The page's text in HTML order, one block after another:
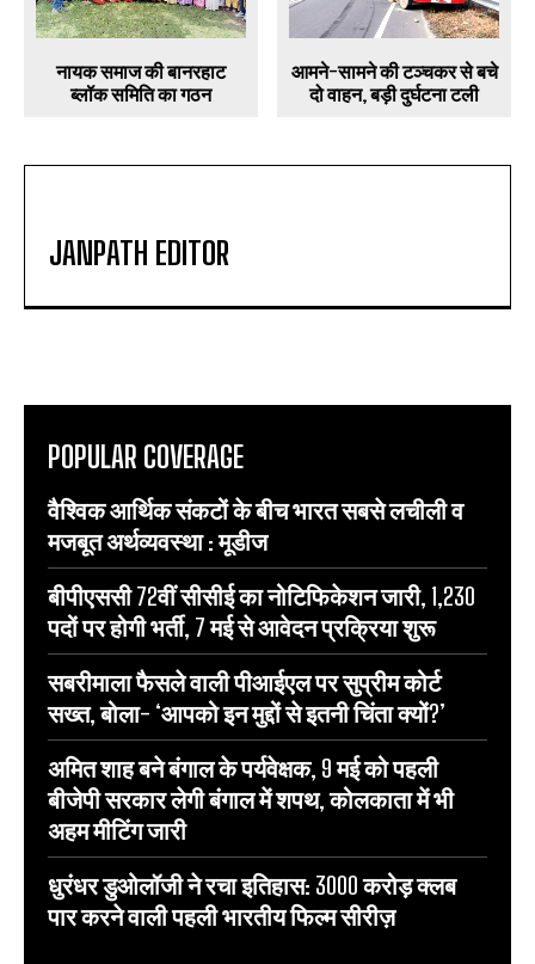
नायक समाज की बानरहाट
ब्लॉक समिति का गठन
आमने-सामने की टञ्चकर से बचे
दो वाहन, बड़ी दुर्घटना टली
JANPATH EDITOR
POPULAR COVERAGE
वैश्विक आर्थिक संकटों के बीच भारत सबसे लचीली व
मजबूत अर्थव्यवस्था : मूडीज
बीपीएससी 72वीं सीसीई का नोटिफिकेशन जारी, 1,230
पदों पर होगी भर्ती, 7 मई से आवेदन प्रक्रिया शुरू
सबरीमाला फैसले वाली पीआईएल पर सुप्रीम कोर्ट
सख्त, बोला- ‘आपको इन मुद्दों से इतनी चिंता क्यों?’
अमित शाह बने बंगाल के पर्यवेक्षक, 9 मई को पहली
बीजेपी सरकार लेगी बंगाल में शपथ, कोलकाता में भी
अहम मीटिंग जारी
धुरंधर डुओलॉजी ने रचा इतिहास: 3000 करोड़ क्लब
पार करने वाली पहली भारतीय फिल्म सीरीज़